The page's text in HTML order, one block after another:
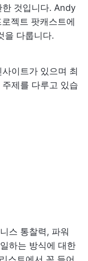
한 것입니다. Andy
젝트 팟캐스트에
을 다룹니다.
이트가 있으며 최
제를 다루고 있습
스 통찰력, 파워
하는 방식에 대한